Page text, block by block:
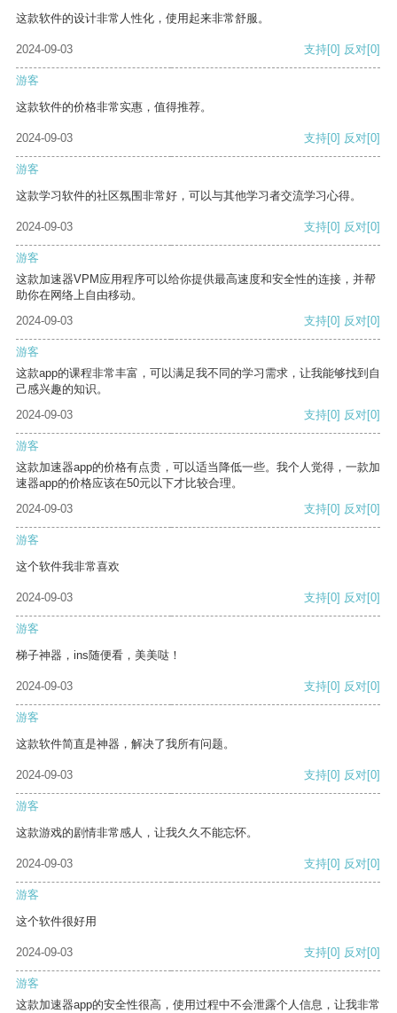
这款软件的设计非常人性化，使用起来非常舒服。
2024-09-03 支持[0] 反对[0]
游客
这款软件的价格非常实惠，值得推荐。
2024-09-03 支持[0] 反对[0]
游客
这款学习软件的社区氛围非常好，可以与其他学习者交流学习心得。
2024-09-03 支持[0] 反对[0]
游客
这款加速器VPM应用程序可以给你提供最高速度和安全性的连接，并帮
助你在网络上自由移动。
2024-09-03
支持[0] 反对[0]
游客
这款app的课程非常丰富，可以满足我不同的学习需求，让我能够找到自
己感兴趣的知识。
2024-09-03
支持[0] 反对[0]
游客
这款加速器app的价格有点贵，可以适当降低一些。我个人觉得，一款加
速器app的价格应该在50元以下才比较合理。
2024-09-03
支持[0] 反对[0]
游客
这个软件我非常喜欢
2024-09-03 支持[0] 反对[0]
游客
梯子神器，ins随便看，美美哒！
2024-09-03 支持[0] 反对[0]
游客
这款软件简直是神器，解决了我所有问题。
2024-09-03 支持[0] 反对[0]
游客
这款游戏的剧情非常感人，让我久久不能忘怀。
2024-09-03 支持[0] 反对[0]
游客
这个软件很好用
2024-09-03 支持[0] 反对[0]
游客
这款加速器app的安全性很高，使用过程中不会泄露个人信息，让我非常